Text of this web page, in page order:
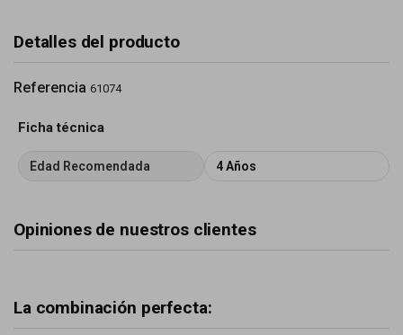
Detalles del producto
Referencia 61074
Ficha técnica
Edad Recomendada 4 Años
Opiniones de nuestros clientes
La combinación perfecta: